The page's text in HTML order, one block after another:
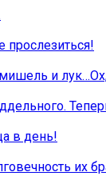
прослезиться!
и
в день!
их